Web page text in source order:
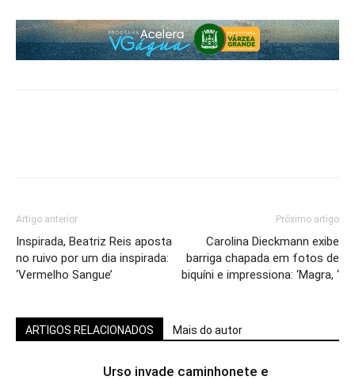
Artigo anterior
Inspirada, Beatriz Reis aposta
no ruivo por um dia inspirada:
‘Vermelho Sangue’
Próximo artigo
Carolina Dieckmann exibe
barriga chapada em fotos de
biquíni e impressiona: ‘Magra, ‘
ARTIGOS RELACIONADOS Mais do autor
Urso invade caminhonete e